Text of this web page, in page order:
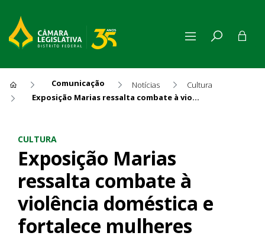
Comunicação Notícias
Cultura
Exposição Marias ressalta combate à violência doméstica e fortalece mulheres
CULTURA
Exposição Marias
ressalta combate à
violência doméstica e
fortalece mulheres